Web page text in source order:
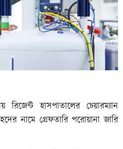
হাসপাতালের চেয়ারম্যান
নামে গ্রেফতারি পরোয়ানা জারি